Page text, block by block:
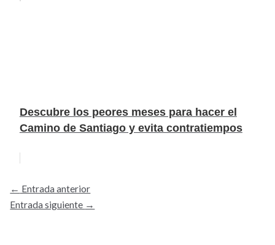
Descubre los peores meses para hacer el
Camino de Santiago y evita contratiempos
← Entrada anterior
Entrada siguiente →